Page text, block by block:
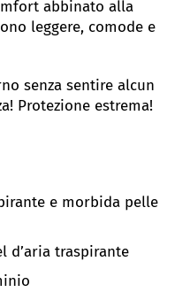
abbinato alla
leggere, comode e
senza sentire alcun
Protezione estrema!
e morbida pelle
d’aria traspirante